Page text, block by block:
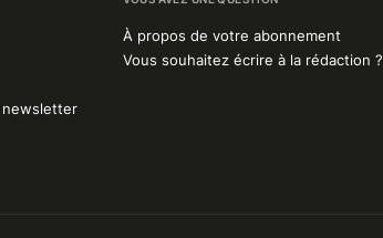
newsletter
À propos de votre abonnement
Vous souhaitez écrire à la rédaction ?